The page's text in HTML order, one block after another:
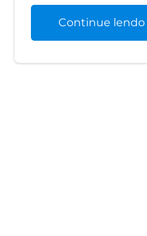
Continue lendo